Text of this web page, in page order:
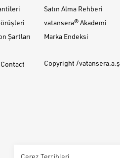
Çerez Tercihleri
Şartları
Satın Alma Rehberi
vatansera® Akademi
Marka Endeksi
Copyright /vatansera.a.ş